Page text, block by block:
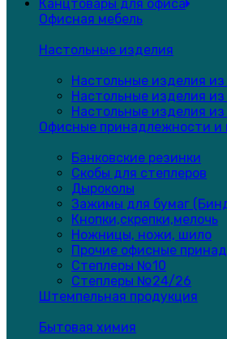
Канцтовары для офиса
Офисная мебель
Настольные изделия
Настольные изделия из
Настольные изделия
Настольные изделия из
Офисные принадлежности и
Банковские резинки
Скобы для степлеров
Дыроколы
Зажимы для бумаг
Кнопки,скрепки,мелочь
Ножницы, ножи, шило
Прочие офисные
Степлеры №10
Степлеры №24/26
Штемпельная продукция
Бытовая химия